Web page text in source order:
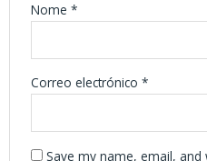
Nome *
Correo electrónico *
Save my name, email,